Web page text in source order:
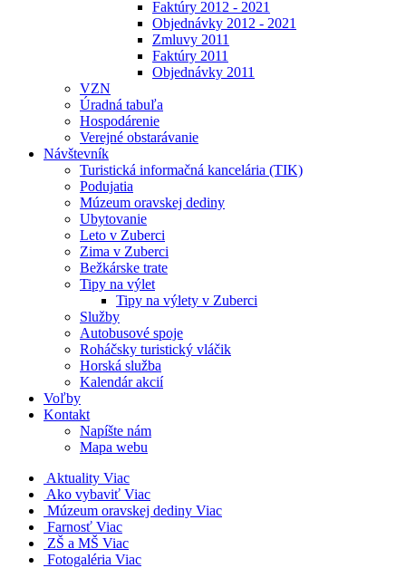
Faktúry 2012 - 2021
Objednávky 2012 - 2021
Zmluvy 2011
Faktúry 2011
Objednávky 2011
VZN
Úradná tabuľa
Hospodárenie
Verejné obstarávanie
Návštevník
Turistická informačná kancelária (TIK)
Podujatia
Múzeum oravskej dediny
Ubytovanie
Leto v Zuberci
Zima v Zuberci
Bežkárske trate
Tipy na výlet
Tipy na výlety v Zuberci
Služby
Autobusové spoje
Roháčsky turistický vláčik
Horská služba
Kalendár akcií
Voľby
Kontakt
Napíšte nám
Mapa webu
Aktuality Viac
Ako vybaviť Viac
Múzeum oravskej dediny Viac
Farnosť Viac
ZŠ a MŠ Viac
Fotogaléria Viac